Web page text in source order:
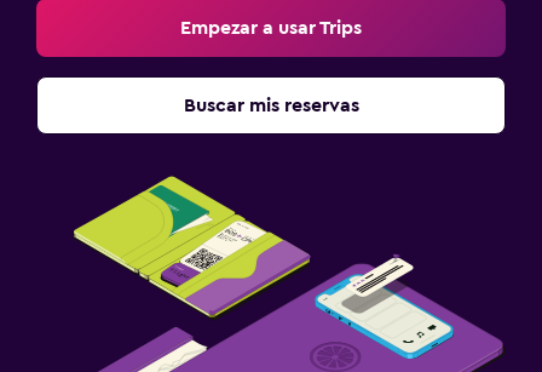
Empezar a usar Trips
Buscar mis reservas